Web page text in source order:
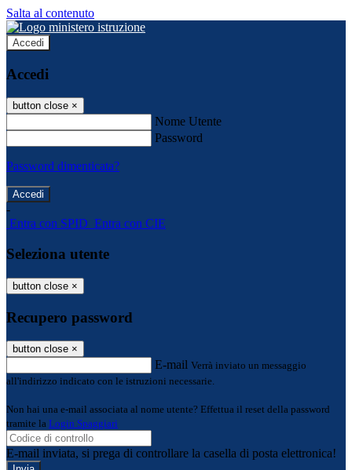
Salta al contenuto
Accedi
Accedi
button close ×
Nome Utente
Password
Password dimenticata?
-
Entra con SPID Entra con CIE
Seleziona utente
button close ×
Recupero password
button close ×
E-mail Verrà inviato un messaggio
all'indirizzo indicato con le istruzioni necessarie.
Non hai una e-mail associata al nome utente? Effettua il reset della password
tramite la Login Spaggiari
E-mail inviata, si prega di controllare la casella di posta elettronica!